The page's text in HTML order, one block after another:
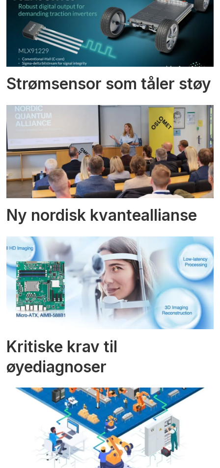
Strømsensor som tåler støy
Ny nordisk kvanteallianse
Kritiske krav til
øyediagnoser